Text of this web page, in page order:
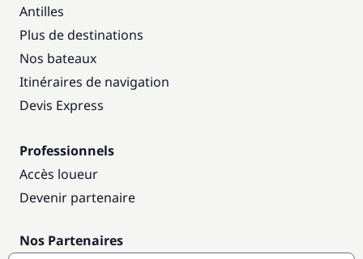
Antilles
Plus de destinations
Nos bateaux
Itinéraires de navigation
Devis Express
Professionnels
Accès loueur
Devenir partenaire
Nos Partenaires